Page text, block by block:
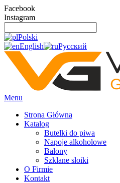
Facebook
Instagram
Polski
English
Русский
Menu
Strona Główna
Katalog
Butelki do piwa
Napoje alkoholowe
Balony
Szklane słoiki
O Firmie
Kontakt